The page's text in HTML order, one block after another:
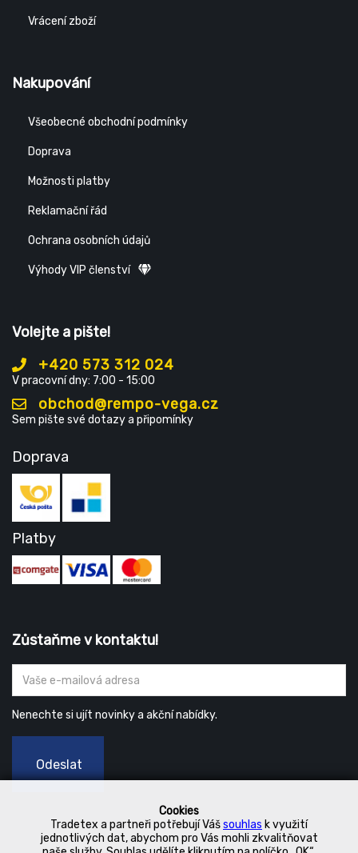
Cookies
Tradetex a partneři potřebují Vášsouhlas k využití
jednotlivých dat, abychom pro Vás mohli zkvalitňovat
Vrácení zboží
Nakupování
Všeobecné obchodní podmínky
Doprava
Možnosti platby
Reklamační řád
Ochrana osobních údajů
Výhody VIP členství
Volejte a pište!
+420 573 312 024
V pracovní dny: 7:00 - 15:00
obchod@rempo-vega.cz
Sem pište své dotazy a připomínky
Doprava
Platby
Zůstaňme v kontaktu!
Nenechte si ujít novinky a akční nabídky.
Odeslat